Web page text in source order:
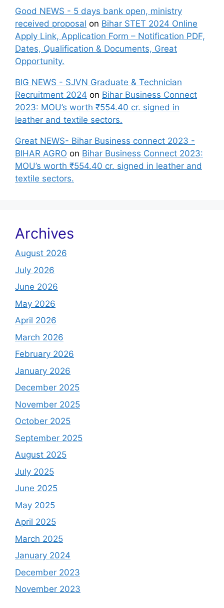
Good NEWS - 5 days bank open, ministry
received proposal on Bihar STET 2024 Online
Apply Link, Application Form – Notification PDF,
Dates, Qualification & Documents, Great
Opportunity.
BIG NEWS - SJVN Graduate & Technician
Recruitment 2024 on Bihar Business Connect
2023: MOU’s worth ₹554.40 cr. signed in
leather and textile sectors.
Great NEWS- Bihar Business connect 2023 -
BIHAR AGRO on Bihar Business Connect 2023:
MOU’s worth ₹554.40 cr. signed in leather and
textile sectors.
Archives
August 2026
July 2026
June 2026
May 2026
April 2026
March 2026
February 2026
January 2026
December 2025
November 2025
October 2025
September 2025
August 2025
July 2025
June 2025
May 2025
April 2025
March 2025
January 2024
December 2023
November 2023